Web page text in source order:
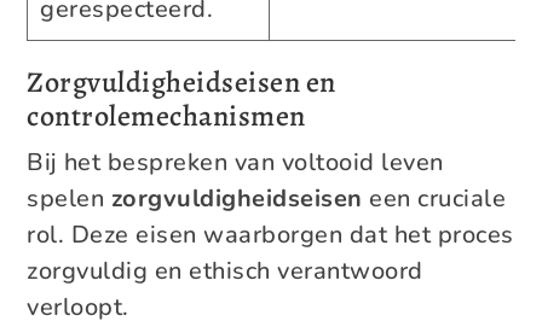
gerespecteerd.
Zorgvuldigheidseisen en
controlemechanismen
Bij het bespreken van voltooid leven
spelen zorgvuldigheidseisen een cruciale
rol. Deze eisen waarborgen dat het proces
zorgvuldig en ethisch verantwoord
verloopt.